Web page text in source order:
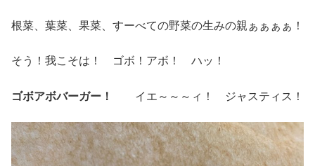
根菜、葉菜、果菜、すーべての野菜の生みの親ぁぁぁぁ！
そう！我こそは！ ゴボ！アボ！ ハッ！
ゴボアボバーガー！ イエ～～～ィ！ ジャスティス！